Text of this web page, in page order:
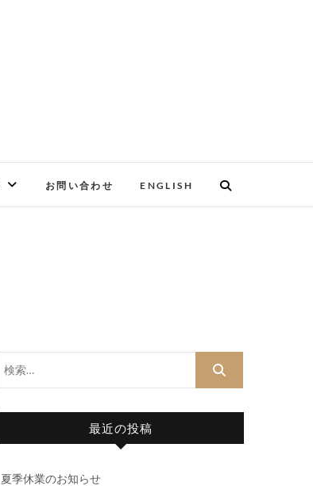
お問い合わせ ENGLISH
最近の投稿
夏季休業のお知らせ